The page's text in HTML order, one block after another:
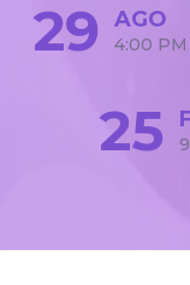
29 AGO
4:00 PM
25